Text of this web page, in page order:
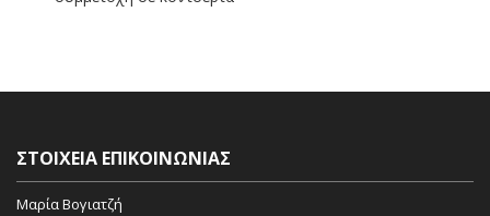
ΣΤΟΙΧΕΊΑ ΕΠΙΚΟΙΝΩΝΊΑΣ
Μαρία Βογιατζή